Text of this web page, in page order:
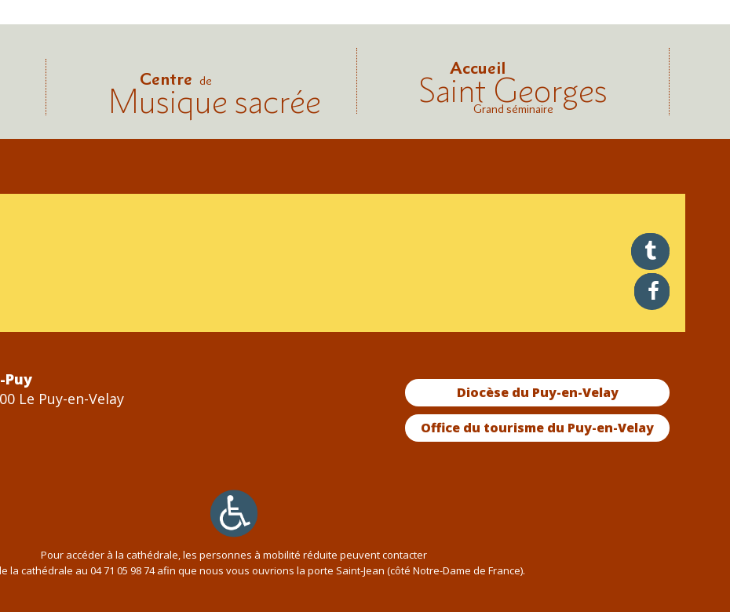
Centre de
Musique sacrée
Accueil
Saint Georges
Grand séminaire
twitter
facebook
Diocèse du Puy-en-Velay
Office du tourisme du Puy-en-Velay
Puy
Le Puy-en-Velay
Pour accéder à la cathédrale, les personnes à mobilité réduite peuvent contacter
la cathédrale au 04 71 05 98 74afin que nous vous ouvrions la porte Saint-Jean (côté Notre-Dame de France).